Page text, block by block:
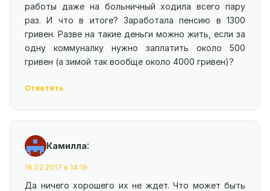
работы даже на больничный ходила всего пару
раз. И что в итоге? Заработала пенсию в 1300
гривен. Разве на такие деньги можно жить, если за
одну коммуналку нужно заплатить около 500
гривен (а зимой так вообще около 4000 гривен)?
Ответить
Камилла:
16.02.2017 в 14:19
Да ничего хорошего их не ждет. Что может быть